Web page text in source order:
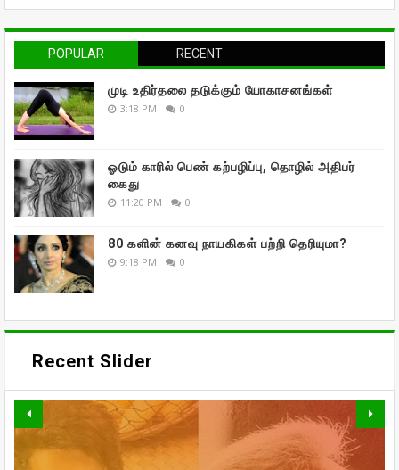
POPULAR RECENT
முடி உதிர்தலை தடுக்கும் யோகாசனங்கள்
3:18 PM 0
ஓடும் காரில் பெண் கற்பழிப்பு, தொழில் அதிபர்
கைது
11:20 PM 0
80 களின் கனவு நாயகிகள் பற்றி தெரியுமா?
9:18 PM 0
Recent Slider